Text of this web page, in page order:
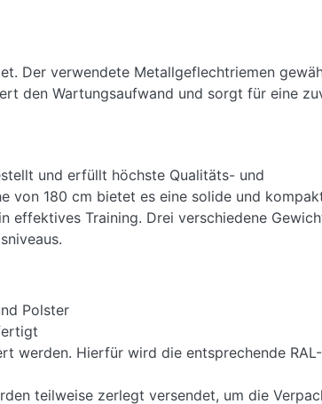
Der verwendete Metallgeflechtriemen
den Wartungsaufwand und sorgt für eine
und erfüllt höchste Qualitäts- und
von 180 cm bietet es eine solide und
effektives Training. Drei verschiedene
Polster
werden. Hierfür wird die entsprechende RAL-
teilweise zerlegt versendet, um die